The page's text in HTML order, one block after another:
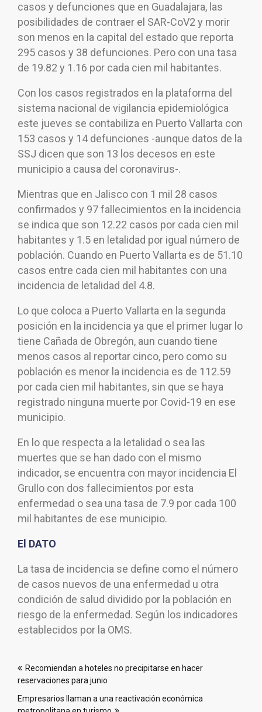
casos y defunciones que en Guadalajara, las
posibilidades de contraer el SAR-CoV2 y morir
son menos en la capital del estado que reporta
295 casos y 38 defunciones. Pero con una tasa
de 19.82 y 1.16 por cada cien mil habitantes.
Con los casos registrados en la plataforma del
sistema nacional de vigilancia epidemiológica
este jueves se contabiliza en Puerto Vallarta con
153 casos y 14 defunciones -aunque datos de la
SSJ dicen que son 13 los decesos en este
municipio a causa del coronavirus-.
Mientras que en Jalisco con 1 mil 28 casos
confirmados y 97 fallecimientos en la incidencia
se indica que son 12.22 casos por cada cien mil
habitantes y 1.5 en letalidad por igual número de
población. Cuando en Puerto Vallarta es de 51.10
casos entre cada cien mil habitantes con una
incidencia de letalidad del 4.8.
Lo que coloca a Puerto Vallarta en la segunda
posición en la incidencia ya que el primer lugar lo
tiene Cañada de Obregón, aun cuando tiene
menos casos al reportar cinco, pero como su
población es menor la incidencia es de 112.59
por cada cien mil habitantes, sin que se haya
registrado ninguna muerte por Covid-19 en ese
municipio.
En lo que respecta a la letalidad o sea las
muertes que se han dado con el mismo
indicador, se encuentra con mayor incidencia El
Grullo con dos fallecimientos por esta
enfermedad o sea una tasa de 7.9 por cada 100
mil habitantes de ese municipio.
El DATO
La tasa de incidencia se define como el número
de casos nuevos de una enfermedad u otra
condición de salud dividido por la población en
riesgo de la enfermedad. Según los indicadores
establecidos por la OMS.
de
entradas
Recomiendan a hoteles no precipitarse en hacer
reservaciones para junio
Empresarios llaman a una reactivación económica